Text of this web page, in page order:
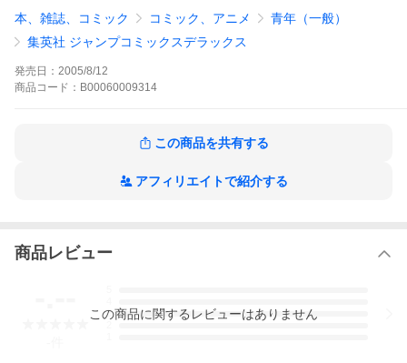
まだ少女だった女の命を救った男は、彼女の誕生に再び現れると
言い残し去っていった。10年後、女は失明し、男は顔を変えてい
た。だが、男は再び彼女を助けにやってきた。男の名はコブラ。
彼女の永遠のスーパーマンだった!
SPACE ADVENTURE COBRAの作品をもっと見る
本、雑誌、コミック コミック、アニメ
青年（一般）
集英社 ジャンプコミックスデラックス
発売日： 2005/8/12
商品 コード： B00060009314
この商品を共有する
アフィリエイトで紹介する
商品レビュー
3
この商品に関するレビューはありません